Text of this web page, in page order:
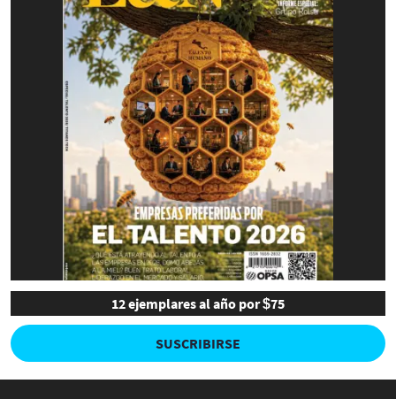
12 ejemplares al año por $75
SUSCRIBIRSE